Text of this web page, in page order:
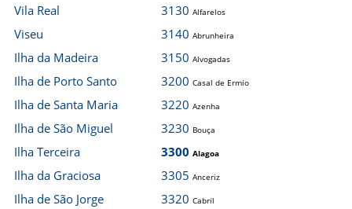
Vila Real
Viseu
Ilha da Madeira
Ilha de Porto Santo
Ilha de Santa Maria
Ilha de São Miguel
Ilha Terceira
Ilha da Graciosa
Ilha de São Jorge
3130 Alfarelos
3140 Abrunheira
3150 Alvogadas
3200 Casal de Ermio
3220 Azenha
3230 Bouça
3300 Alagoa
3305 Anceriz
3320 Cabril